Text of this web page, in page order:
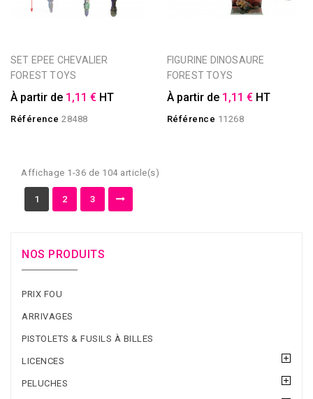
SET EPEE CHEVALIER
FOREST TOYS
À partir de 1,11 € HT
Référence 28488
FIGURINE DINOSAURE
FOREST TOYS
À partir de 1,11 € HT
Référence 11268
Affichage 1-36 de 104 article(s)
1 2 3
NOS PRODUITS
PRIX FOU
ARRIVAGES
PISTOLETS & FUSILS À BILLES
LICENCES
PELUCHES